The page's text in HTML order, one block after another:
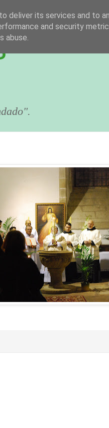
deliver its services and to
and security
abuse.